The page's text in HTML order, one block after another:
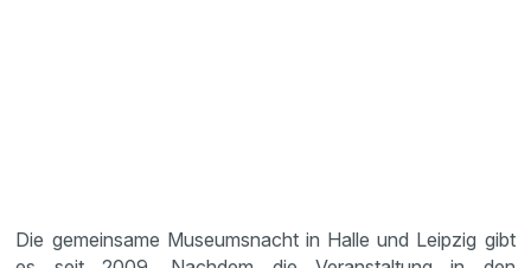
Die gemeinsame Museumsnacht in Halle und Leipzig gibt